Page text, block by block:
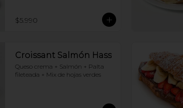
$5.990
Croissant Salmón Hass
Queso crema + Salmón + Palta
fileteada + Mix de hojas verdes